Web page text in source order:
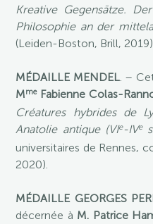
Kreative Gegensätze.
Philosophie an der
(Leiden-Boston, Brill,
MÉDAILLE MENDEL. –
MmeFabienne Colas-
Créatures hybrides de
Anatolie antique (VIe-IVe
universitaires de Rennes,
2020).
MÉDAILLE GEORGES
décernée à M. Patrice